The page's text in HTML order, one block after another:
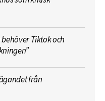
Tiktok och
från